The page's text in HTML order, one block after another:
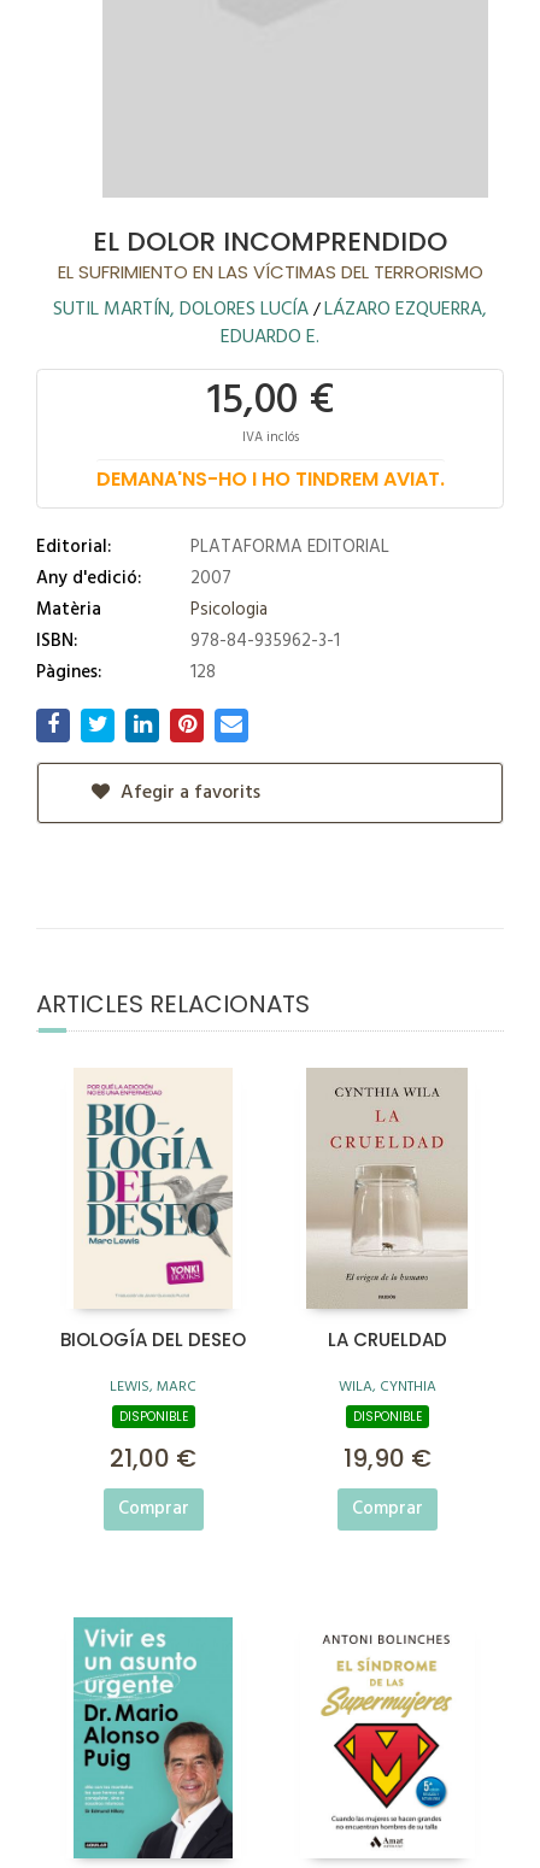
EL DOLOR INCOMPRENDIDO
EL SUFRIMIENTO EN LAS VÍCTIMAS DEL TERRORISMO
SUTIL MARTÍN, DOLORES LUCÍA/LÁZARO EZQUERRA,
EDUARDO E.
15,00 €
IVA inclós
DEMANA'NS-HO I HO TINDREM AVIAT.
Editorial:
PLATAFORMA EDITORIAL
Any d'edició:
2007
Matèria
Psicologia
ISBN:
978-84-935962-3-1
Pàgines:
128
Afegir a favorits
ARTICLES RELACIONATS
BIOLOGÍA DEL DESEO
LEWIS, MARC
DISPONIBLE
21,00 €
Comprar
LA CRUELDAD
WILA, CYNTHIA
DISPONIBLE
19,90 €
Comprar